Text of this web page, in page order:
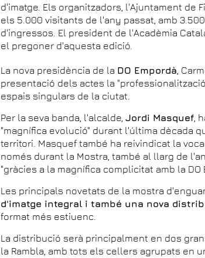
d'imatge. Els organitzadors, l'Ajuntament de
els 5.000 visitants de l'any passat, amb
d'ingressos. El president de l'Acadèmia
el pregoner d'aquesta edició.
La nova presidència de la DO Empordà ,
presentació dels actes la
espais singulars de la ciutat.
Per la seva banda, l'alcalde,Jordi Masquef ,
"magnífica evolució" durant l'última dècada
territori. Masquef també ha reivindicat la
només durant la Mostra, també al llarg de
"gràcies a la magnífica complicitat amb la DO
Les principals novetats de la mostra
d'imatge integral i també una nova
format més estiuenc.
La distribució serà principalment en dos
la Rambla, amb tots els cellers agrupats en